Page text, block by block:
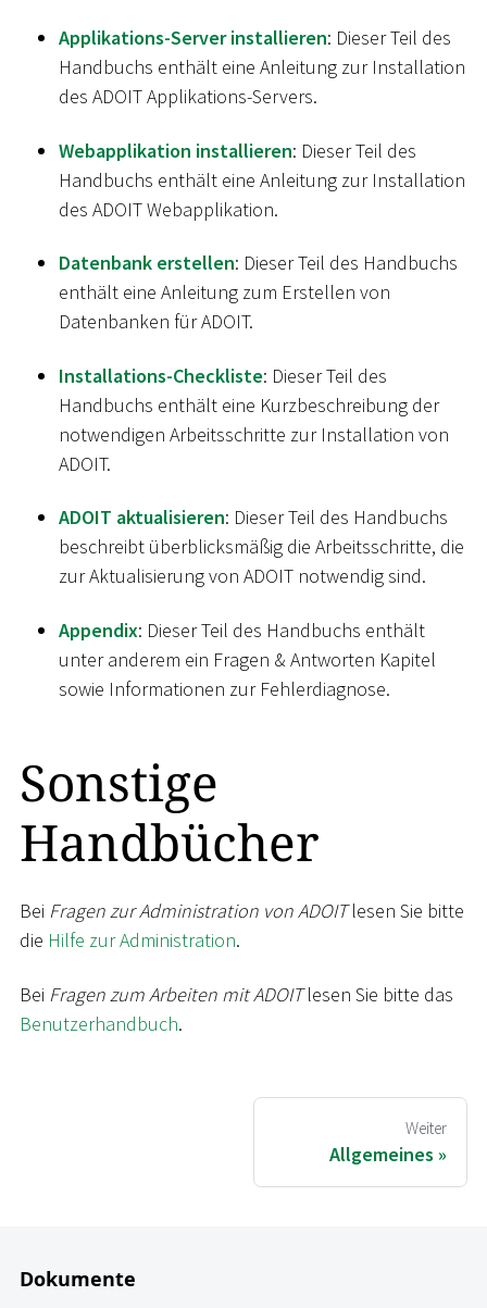
Applikations-Server installieren: Dieser Teil des
Handbuchs enthält eine Anleitung zur Installation
des ADOIT Applikations-Servers.
Webapplikation installieren: Dieser Teil des
Handbuchs enthält eine Anleitung zur Installation
des ADOIT Webapplikation.
Datenbank erstellen: Dieser Teil des Handbuchs
enthält eine Anleitung zum Erstellen von
Datenbanken für ADOIT.
Installations-Checkliste: Dieser Teil des
Handbuchs enthält eine Kurzbeschreibung der
notwendigen Arbeitsschritte zur Installation von
ADOIT.
ADOIT aktualisieren: Dieser Teil des Handbuchs
beschreibt überblicksmäßig die Arbeitsschritte, die
zur Aktualisierung von ADOIT notwendig sind.
Appendix: Dieser Teil des Handbuchs enthält
unter anderem ein Fragen & Antworten Kapitel
sowie Informationen zur Fehlerdiagnose.
Sonstige
Handbücher
Bei Fragen zur Administration von ADOITlesen Sie bitte
die Hilfe zur Administration.
Bei Fragen zum Arbeiten mit ADOITlesen Sie bitte das
Benutzerhandbuch.
Weiter
Allgemeines
Dokumente